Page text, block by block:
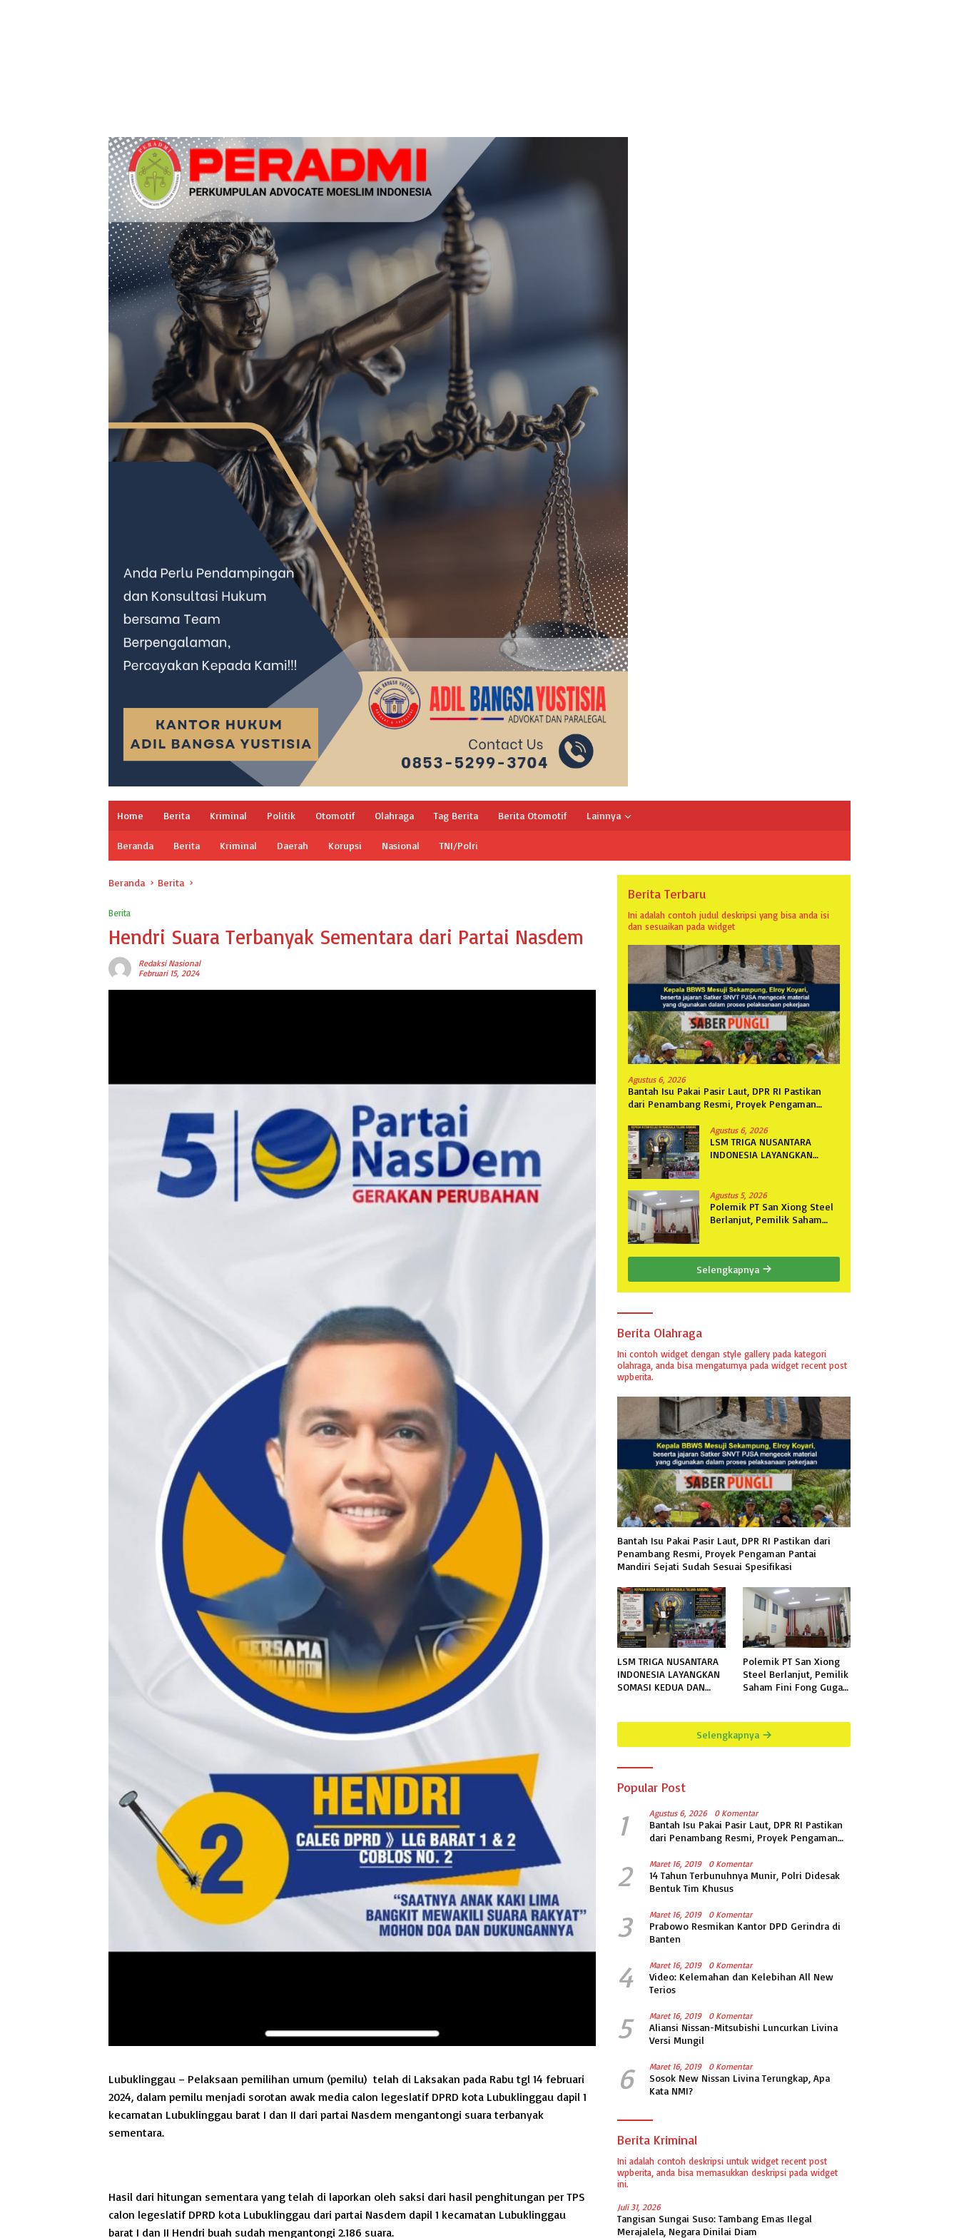
Home Berita Kriminal Politik Otomotif Olahraga Tag Berita Berita Otomotif Lainnya
Beranda Berita Kriminal Daerah Korupsi Nasional TNI/Polri
Beranda Berita
Berita
Hendri Suara Terbanyak Sementara dari Partai Nasdem
Redaksi Nasional
Februari 15, 2024
Lubuklinggau – Pelaksaan pemilihan umum (pemilu) telah di Laksakan pada Rabu tgl 14 februari
2024, dalam pemilu menjadi sorotan awak media calon legeslatif DPRD kota Lubuklinggau dapil 1
kecamatan Lubuklinggau barat I dan II dari partai Nasdem mengantongi suara terbanyak
sementara.
Hasil dari hitungan sementara yang telah di laporkan oleh saksi dari hasil penghitungan per TPS
calon legeslatif DPRD kota Lubuklinggau dari partai Nasdem dapil 1 kecamatan Lubuklinggau
barat I dan II Hendri buah sudah mengantongi 2.186 suara.
Berita Terbaru
Ini adalah contoh judul deskripsi yang bisa anda isi
dan sesuaikan pada widget
Agustus 6, 2026
Bantah Isu Pakai Pasir Laut, DPR RI Pastikan
dari Penambang Resmi, Proyek Pengaman
Agustus 6, 2026
LSM TRIGA NUSANTARA
INDONESIA LAYANGKAN
KELAS IIB MENGGALA TERKAIT
PERMOHONAN INFORMASI
PUBLIK
Agustus 5, 2026
Polemik PT San Xiong Steel
Berlanjut, Pemilik Saham
Karang
Selengkapnya
Berita Olahraga
Ini contoh widget dengan style gallery pada kategori
olahraga, anda bisa mengaturnya pada widget recent post
wpberita.
Bantah Isu Pakai Pasir Laut, DPR RI Pastikan dari
Penambang Resmi, Proyek Pengaman Pantai
Mandiri Sejati Sudah Sesuai Spesifikasi
LSM TRIGA NUSANTARA
INDONESIA LAYANGKAN
SOMASI KEDUA DAN
MENGGALA TERKAIT
Polemik PT San Xiong
Steel Berlanjut, Pemilik
Saham Fini Fong Gugat
Selengkapnya
Popular Post
1 Agustus 6, 2026 0 Komentar
Bantah Isu Pakai Pasir Laut, DPR RI Pastikan
dari Penambang Resmi, Proyek Pengaman
Spesifikasi
2 Maret 16, 2019 0 Komentar
14 Tahun Terbunuhnya Munir, Polri Didesak
Bentuk Tim Khusus
3 Maret 16, 2019 0 Komentar
Prabowo Resmikan Kantor DPD Gerindra di
Banten
4 Maret 16, 2019 0 Komentar
Video: Kelemahan dan Kelebihan All New
Terios
5 Maret 16, 2019 0 Komentar
Aliansi Nissan-Mitsubishi Luncurkan Livina
Versi Mungil
6 Maret 16, 2019 0 Komentar
Sosok New Nissan Livina Terungkap, Apa
Kata NMI?
Berita Kriminal
Ini adalah contoh deskripsi untuk widget recent post
wpberita, anda bisa memasukkan deskripsi pada widget
ini.
Juli 31, 2026
Tangisan Sungai Suso: Tambang Emas Ilegal
Merajalela, Negara Dinilai Diam